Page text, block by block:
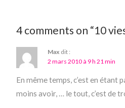
4 comments on “10
Max dit :
2 mars 2010 à 9 h 21 min
En même temps, c’est en étant
moins avoir, … le tout, c’est de